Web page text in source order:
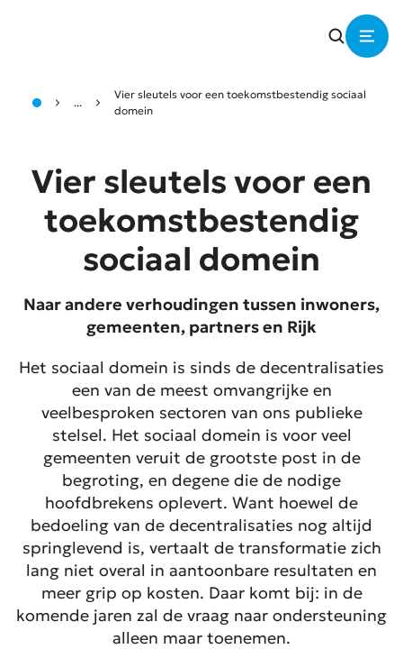
...
Vier sleutels voor een toekomstbestendig sociaal
domein
Vier sleutels voor een
toekomstbestendig
sociaal domein
Naar andere verhoudingen tussen inwoners,
gemeenten, partners en Rijk
Het sociaal domein is sinds de decentralisaties
een van de meest omvangrijke en
veelbesproken sectoren van ons publieke
stelsel. Het sociaal domein is voor veel
gemeenten veruit de grootste post in de
begroting, en degene die de nodige
hoofdbrekens oplevert. Want hoewel de
bedoeling van de decentralisaties nog altijd
springlevend is, vertaalt de transformatie zich
lang niet overal in aantoonbare resultaten en
meer grip op kosten. Daar komt bij: in de
komende jaren zal de vraag naar ondersteuning
alleen maar toenemen.